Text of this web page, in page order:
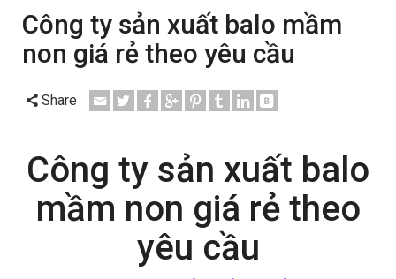
Công ty sản xuất balo mầm
non giá rẻ theo yêu cầu
Share
Công ty sản xuất balo
mầm non giá rẻ theo
yêu cầu